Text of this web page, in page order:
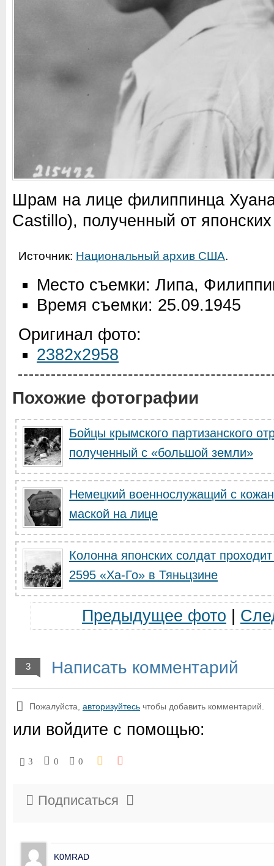
Шрам на лице филиппинца
Castillo), полученный от японских
Источник: Национальный архив США.
Место съемки: Липа,
Время съемки: 25.09.1945
Оригинал фото:
2382x2958
Похожие фотографии
Бойцы крымского партизанского
полученный с «большой земли»
Немецкий военнослужащий с
маской на лице
Колонна японских солдат
2595 «Ха-Го» в Тяньцзине
Предыдущее фото
3 Написать комментарий
Пожалуйста, авторизуйтесь чтобы добавить комментарий.
или войдите с помощью:
3 0 0
Подписаться
K0MRAD